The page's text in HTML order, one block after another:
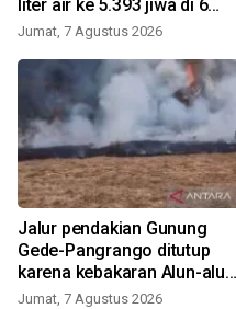
liter air ke 5.393 jiwa di 6
kecamatan
Jumat, 7 Agustus 2026
Jalur pendakian Gunung
Gede-Pangrango ditutup
karena kebakaran Alun-alun
Suryakancana
Jumat, 7 Agustus 2026